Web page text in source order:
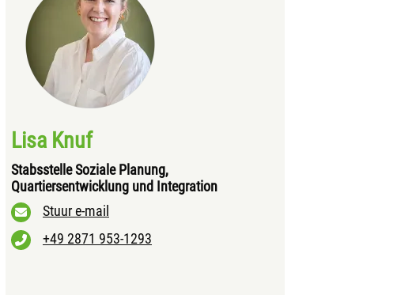
Lisa Knuf
Stabsstelle Soziale Planung,
Quartiersentwicklung und Integration
Stuur e-mail
+49 2871 953-1293